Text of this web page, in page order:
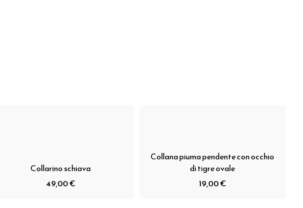
Collarino schiava
49,00 €
Collana piuma pendente con occhio
di tigre ovale
19,00 €